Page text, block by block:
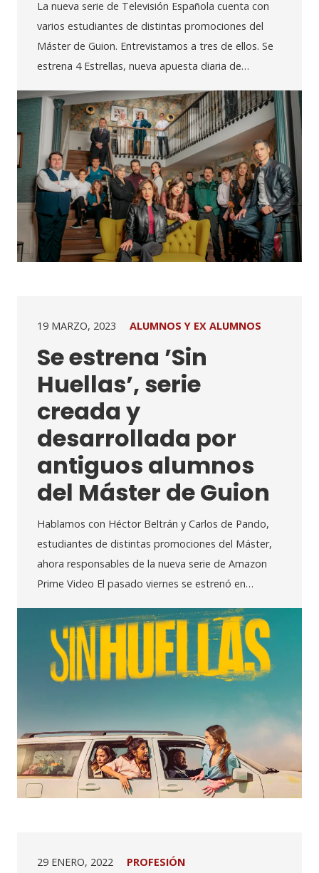
La nueva serie de Televisión Española cuenta con
varios estudiantes de distintas promociones del
Máster de Guion. Entrevistamos a tres de ellos. Se
estrena 4 Estrellas, nueva apuesta diaria de…
19 MARZO, 2023 ALUMNOS Y EX ALUMNOS
Se estrena ’Sin
Huellas’, serie
creada y
desarrollada por
antiguos alumnos
del Máster de Guion
Hablamos con Héctor Beltrán y Carlos de Pando,
estudiantes de distintas promociones del Máster,
ahora responsables de la nueva serie de Amazon
Prime Video El pasado viernes se estrenó en…
29 ENERO, 2022 PROFESIÓN